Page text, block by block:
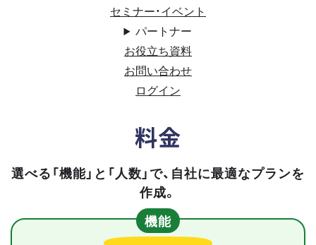
セミナー・イベント
パートナー
お役立ち資料
お問い合わせ
ログイン
料金
選べる「機能」と「人数」で、自社に最適なプランを
作成。
機能